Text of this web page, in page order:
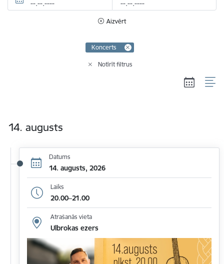
Aizvērt
Koncerts
Notīrīt filtrus
14. augusts
Datums
14. augusts, 2026
Laiks
20.00–21.00
Atrašanās vieta
Ulbrokas ezers